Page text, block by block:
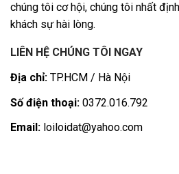
chúng tôi cơ hội, chúng tôi nhất
khách sự hài lòng.
LIÊN HỆ CHÚNG TÔI NGAY
Địa chỉ: TP.HCM / Hà Nội
Số điện thoại: 0372.016.792
Email: loiloidat@yahoo.com